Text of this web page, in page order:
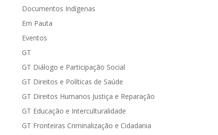
Documentos Indígenas
Em Pauta
Eventos
GT
GT Diálogo e Participação Social
GT Direitos e Políticas de Saúde
GT Direitos Humanos Justiça e Reparação
GT Educação e Interculturalidade
GT Fronteiras Criminalização e Cidadania